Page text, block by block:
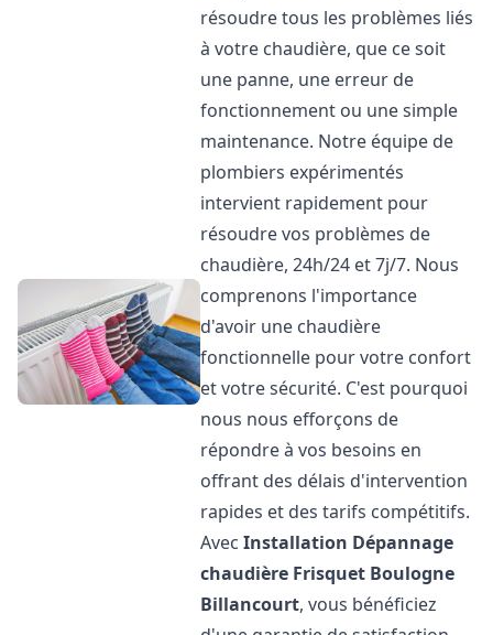
résoudre tous les problèmes liés
à votre chaudière, que ce soit
une panne, une erreur de
fonctionnement ou une simple
maintenance. Notre équipe de
plombiers expérimentés
intervient rapidement pour
résoudre vos problèmes de
chaudière, 24h/24 et 7j/7. Nous
comprenons l'importance
d'avoir une chaudière
fonctionnelle pour votre confort
et votre sécurité. C'est pourquoi
nous nous efforçons de
répondre à vos besoins en
offrant des délais d'intervention
rapides et des tarifs compétitifs.
AvecInstallation Dépannage
chaudière Frisquet Boulogne
Billancourt, vous bénéficiez